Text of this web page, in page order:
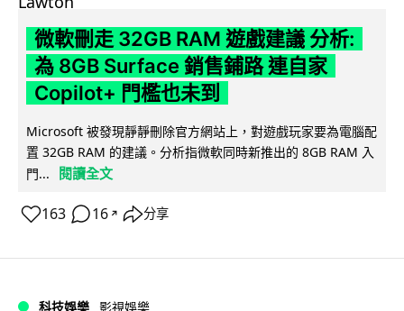
微軟刪走 32GB RAM 遊戲建議 分析:
為 8GB Surface 銷售鋪路 連自家
Copilot+ 門檻也未到
Microsoft 被發現靜靜刪除官方網站上，對遊戲玩家要為電腦配
置 32GB RAM 的建議。分析指微軟同時新推出的 8GB RAM 入
門...
閱讀全文
163 16 ↗ 分享
科技娛樂 影視娛樂